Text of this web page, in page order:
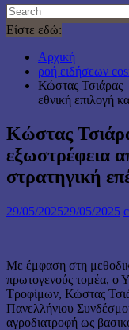
Είστε εδώ:
Αρχική
ροή ειδήσεων
Κώστας Τσιάρας
εθνική επιλογή
Κώστας
εξωστρέφεια
στρατηγική
29/05/202529/05/2025
Με έμφαση στη
πρωτογενούς τομέα, ο
Τροφίμων, Κώστας
Πανελλήνιου
αγροδιατροφή ως